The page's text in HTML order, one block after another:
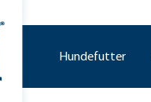
Hundefutter